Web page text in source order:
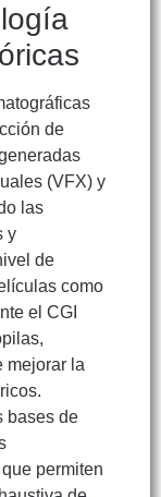
de
(VFX) y
las
y
de
como
el CGI
mejorar la
bases de
permiten